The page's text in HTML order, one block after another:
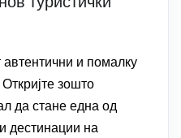
и помалку
зошто
да стане една од
дестинации на